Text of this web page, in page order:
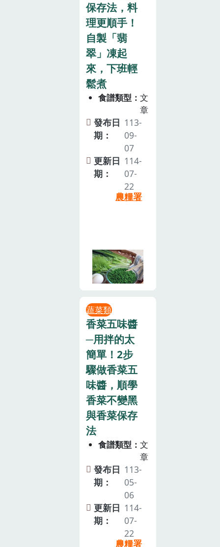
保存法，料
理更順手！
自製「翡
翠」凍起
來，下班輕
鬆煮
食譜類型
文
章
發布日
期：
113-
09-
07
更新日
期：
114-
07-
22
農糧署
蔬菜類
香菜五味醬
─用拌的太
簡單！2步
驟做香菜五
味醬，順學
香菜不變黑
與香菜保存
法
食譜類型
文
章
發布日
期：
113-
05-
06
更新日
期：
114-
07-
22
農糧署